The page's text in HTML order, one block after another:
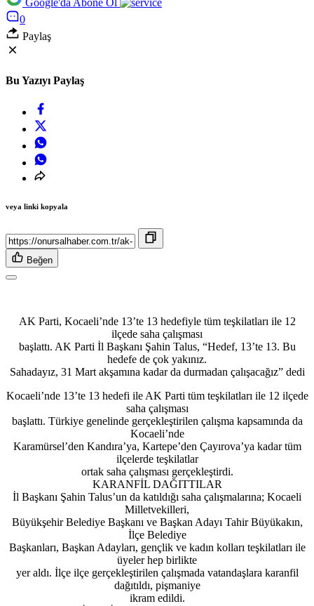
0
Paylaş
Bu Yazıyı Paylaş
veya linki kopyala
Beğen
AK Parti, Kocaeli’nde 13’te 13 hedefiyle tüm teşkilatları ile 12
ilçede saha çalışması
başlattı. AK Parti İl Başkanı Şahin Talus, “Hedef, 13’te 13. Bu
hedefe de çok yakınız.
Sahadayız, 31 Mart akşamına kadar da durmadan çalışacağız” dedi
Kocaeli’nde 13’te 13 hedefi ile AK Parti tüm teşkilatları ile 12 ilçede
saha çalışması
başlattı. Türkiye genelinde gerçekleştirilen çalışma kapsamında da
Kocaeli’nde
Karamürsel’den Kandıra’ya, Kartepe’den Çayırova’ya kadar tüm
ilçelerde teşkilatlar
ortak saha çalışması gerçekleştirdi.
KARANFİL DAĞITTILAR
İl Başkanı Şahin Talus’un da katıldığı saha çalışmalarına; Kocaeli
Milletvekilleri,
Büyükşehir Belediye Başkanı ve Başkan Adayı Tahir Büyükakın,
İlçe Belediye
Başkanları, Başkan Adayları, gençlik ve kadın kolları teşkilatları ile
üyeler hep birlikte
yer aldı. İlçe ilçe gerçekleştirilen çalışmada vatandaşlara karanfil
dağıtıldı, pişmaniye
ikram edildi.